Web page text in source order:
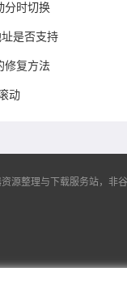
分时切换
是否支持
修复方法
动
源整理与下载服务站，非